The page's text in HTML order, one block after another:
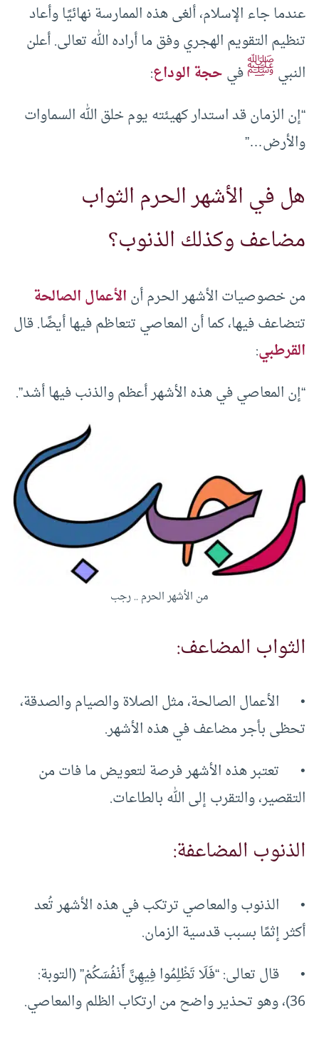
عندما جاء الإسلام، ألغى هذه الممارسة نهائيًا وأعاد
تنظيم التقويم الهجري وفق ما أراده الله تعالى. أعلن
النبيﷺفيحجة الوداع:
“إن الزمان قد استدار كهيئته يوم خلق الله السماوات
والأرض…”
هل في الأشهر الحرم الثواب
مضاعف وكذلك الذنوب؟
من خصوصيات الأشهر الحرم أنالأعمال الصالحة
تتضاعف فيها، كما أن المعاصي تتعاظم فيها أيضًا. قال
القرطبي:
“إن المعاصي في هذه الأشهر أعظم والذنب فيها أشد”.
من الأشهر الحرم .. رجب
الثواب المضاعف:
• الأعمال الصالحة، مثل الصلاة والصيام والصدقة،
تحظى بأجر مضاعف في هذه الأشهر.
• تعتبر هذه الأشهر فرصة لتعويض ما فات من
التقصير، والتقرب إلى الله بالطاعات.
الذنوب المضاعفة:
• الذنوب والمعاصي ترتكب في هذه الأشهر تُعد
أكثر إثمًا بسبب قدسية الزمان.
• قال تعالى: “فَلَا تَظْلِمُوا فِيهِنَّ أَنْفُسَكُمْ” (التوبة:
36)، وهو تحذير واضح من ارتكاب الظلم والمعاصي.